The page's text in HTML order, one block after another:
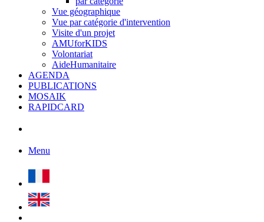
Vue géographique
Vue par catégorie d'intervention
Visite d'un projet
AMUforKIDS
Volontariat
AideHumanitaire
AGENDA
PUBLICATIONS
MOSAIK
RAPIDCARD
Menu